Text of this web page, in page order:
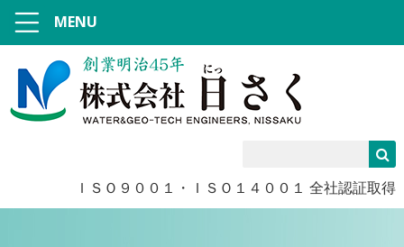
ＩＳＯ９００１・ＩＳＯ１４００１ 全社認証取得
MENU